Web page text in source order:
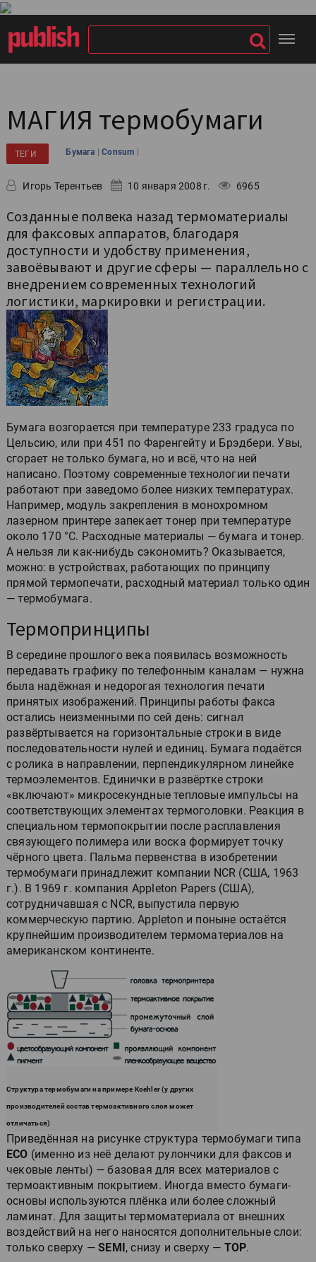
МАГИЯ термобумаги
ТЕГИ Бумага |Consum |
Игорь Терентьев 10 января 2008 г. 6965
Созданные полвека назад термоматериалы
для факсовых аппаратов, благодаря
доступности и удобству применения,
завоёвывают и другие сферы — параллельно с
внедрением современных технологий
логистики, маркировки и регистрации.
Бумага возгорается при температуре 233 градуса по
Цельсию, или при 451 по Фаренгейту и Брэдбери. Увы,
сгорает не только бумага, но и всё, что на ней
написано. Поэтому современные технологии печати
работают при заведомо более низких температурах.
Например, модуль закрепления в монохромном
лазерном принтере запекает тонер при температуре
около 170 °С. Расходные материалы — бумага и тонер.
А нельзя ли как-нибудь сэкономить? Оказывается,
можно: в устройствах, работающих по принципу
прямой термопечати, расходный материал только один
— термобумага.
Термопринципы
В середине прошлого века появилась возможность
передавать графику по телефонным каналам — нужна
была надёжная и недорогая технология печати
принятых изображений. Принципы работы факса
остались неизменными по сей день: сигнал
развёртывается на горизонтальные строки в виде
последовательности нулей и единиц. Бумага подаётся
с ролика в направлении, перпендикулярном линейке
термоэлементов. Единички в развёртке строки
«включают» микросекундные тепловые импульсы на
соответствующих элементах термоголовки. Реакция в
специальном термопокрытии после расплавления
связующего полимера или воска формирует точку
чёрного цвета. Пальма первенства в изобретении
термобумаги принадлежит компании NCR (США, 1963
г.). В 1969 г. компания Appleton Papers (США),
сотрудничавшая с NCR, выпустила первую
коммерческую партию. Appleton и поныне остаётся
крупнейшим производителем термоматериалов на
американском континенте.
Структура термобумаги на примере Koehler (у других
производителей состав термоактивного слоя может
отличаться)
Приведённая на рисунке структура термобумаги типа
ECO (именно из неё делают рулончики для факсов и
чековые ленты) — базовая для всех материалов с
термоактивным покрытием. Иногда вместо бумаги-
основы используются плёнка или более сложный
ламинат. Для защиты термоматериала от внешних
воздействий на него наносятся дополнительные слои:
только сверху —SEMI, снизу и сверху — TOP.